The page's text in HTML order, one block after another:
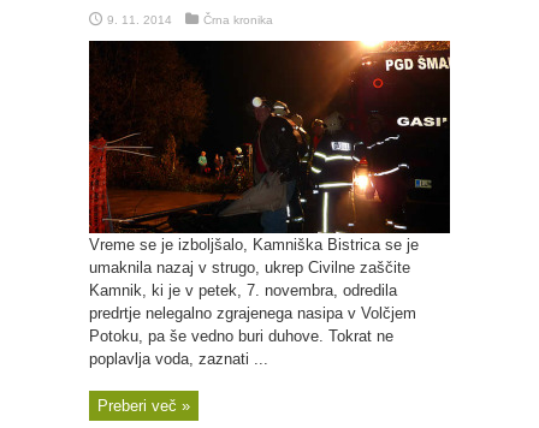
9. 11. 2014 Črna kronika
Vreme se je izboljšalo, Kamniška Bistrica se je
umaknila nazaj v strugo, ukrep Civilne zaščite
Kamnik, ki je v petek, 7. novembra, odredila
predrtje nelegalno zgrajenega nasipa v Volčjem
Potoku, pa še vedno buri duhove. Tokrat ne
poplavlja voda, zaznati ...
Preberi več »